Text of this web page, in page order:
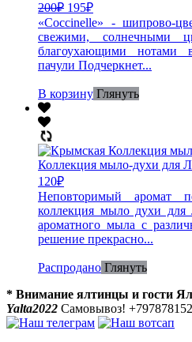
200₽ 195₽
«Coccinelle» - шипрово-
свежими, солнечными
благоухающими
пачули Подчеркнет...
В корзину Глянуть
Коллекция мыло-духи для
120₽
Неповторимый аромат
коллекция мыло духи
ароматного мыла с
решение прекрасно...
Распродано Глянуть
* Внимание ялтинцы и гости
Yalta2022 Самовывоз!